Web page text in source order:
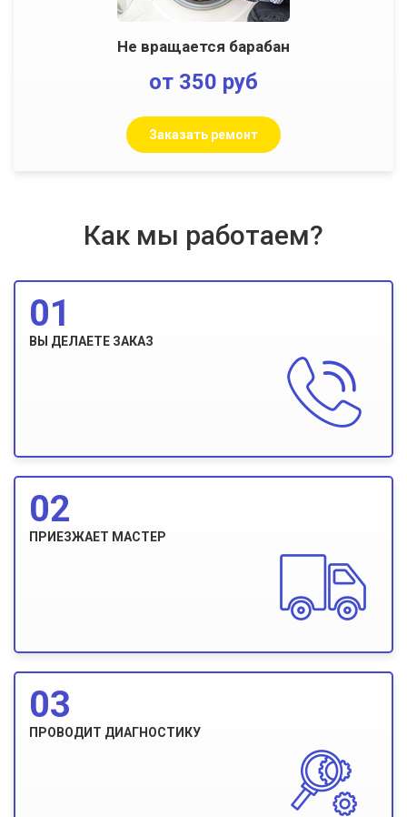
Не вращается барабан
от 350 руб
Заказать ремонт
Как мы работаем?
01
ВЫ ДЕЛАЕТЕ ЗАКАЗ
02
ПРИЕЗЖАЕТ МАСТЕР
03
ПРОВОДИТ ДИАГНОСТИКУ